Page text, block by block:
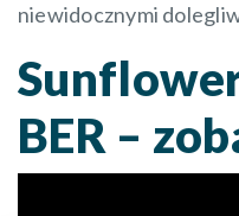
niewidocznymi
BER –